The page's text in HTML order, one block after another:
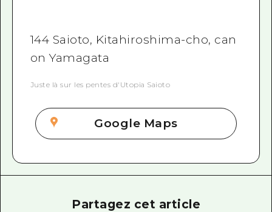
144 Saioto, Kitahiroshima-cho, can
on Yamagata
Juste là sur les pentes d'Utopia Saioto
Google Maps
Partagez cet article